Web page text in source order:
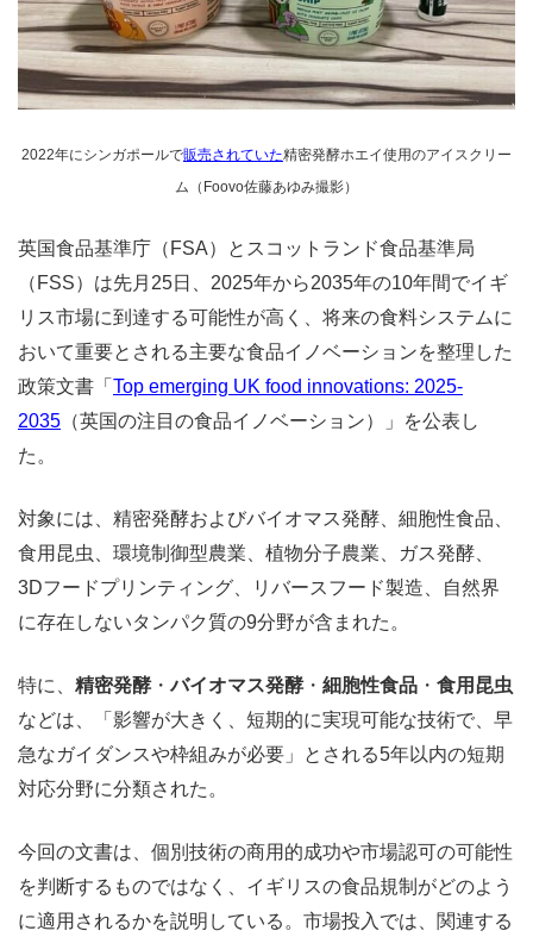
2022年にシンガポールで販売されていた精密発酵ホエイ使用のアイスクリー
ム（Foovo佐藤あゆみ撮影）
英国食品基準庁（FSA）とスコットランド食品基準局
（FSS）は先月25日、2025年から2035年の10年間でイギ
リス市場に到達する可能性が高く、将来の食料システムに
おいて重要とされる主要な食品イノベーションを整理した
政策文書「 Top emerging UK food innovations: 2025-
2035 （英国の注目の食品イノベーション）」を公表し
た。
対象には、精密発酵およびバイオマス発酵、細胞性食品、
食用昆虫、環境制御型農業、植物分子農業、ガス発酵、
3Dフードプリンティング、リバースフード製造、自然界
に存在しないタンパク質の9分野が含まれた。
特に、 精密発酵・バイオマス発酵・ 細胞性食品 ・ 食用昆虫
などは、「影響が大きく、短期的に実現可能な技術で、早
急なガイダンスや枠組みが必要」とされる5年以内の短期
対応分野に分類された。
今回の文書は、個別技術の商用的成功や市場認可の可能性
を判断するものではなく、イギリスの食品規制がどのよう
に適用されるかを説明している。市場投入では、関連する